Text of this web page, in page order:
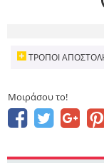
ΤΡΌΠΟΙ
Μοιράσου το!